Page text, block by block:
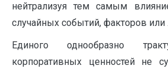
нейтрализуя тем самым
случайных событий, факторов
Единого однообразно
корпоративных ценностей не